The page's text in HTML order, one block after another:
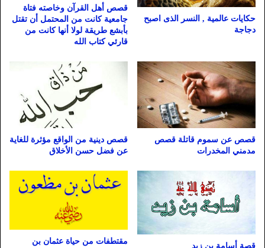
حكايات عالمية , النسر الذى اصبح
دجاجة
قصص أهل القرآن وخاصته فتاة
جامعية كانت من المحتمل أن تقتل
بأبشع طريقة لولا أنها كانت من
قارئي كتاب الله
قصص عن سموم قاتلة قصص
مدمني المخدرات
قصص دينية من الواقع مؤثرة للغاية
عن فضل حسن الأخلاق
قصة أسامة بن زيد
مقتطفات من حياة عثمان بن